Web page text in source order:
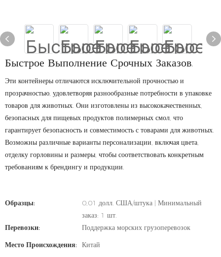
Быстрое Выполнение Срочных Заказов.
Эти контейнеры отличаются исключительной прочностью и
прозрачностью, удовлетворяя разнообразные потребности в упаковке
товаров для животных. Они изготовлены из высококачественных,
безопасных для пищевых продуктов полимерных смол, что
гарантирует безопасность и совместимость с товарами для животных.
Возможны различные варианты персонализации, включая цвета,
отделку горловины и размеры, чтобы соответствовать конкретным
требованиям к брендингу и продукции.
Образцы:
0,01 долл. США/штука | Минимальный
заказ: 1 шт.
Перевозки:
Поддержка морских грузоперевозок
Место Происхождения: Китай